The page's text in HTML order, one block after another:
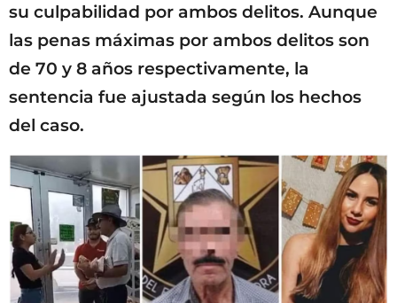
su culpabilidad por ambos delitos. Aunque
las penas máximas por ambos delitos son
de 70 y 8 años respectivamente, la
sentencia fue ajustada según los hechos
del caso.